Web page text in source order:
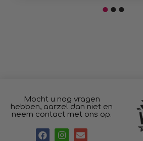
Mocht u nog vragen
hebben, aarzel dan niet en
neem contact met ons op.